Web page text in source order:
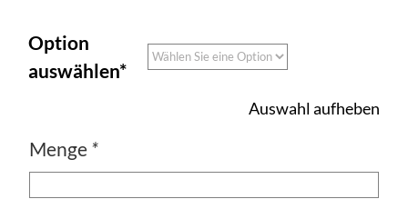
Option
auswählen*
Auswahl aufheben
Menge *